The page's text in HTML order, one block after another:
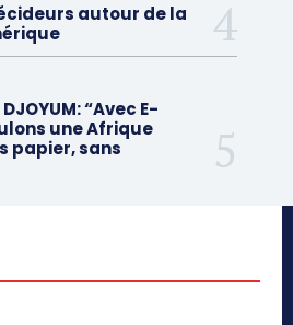
autour de la
“Avec E-
une Afrique
papier, sans